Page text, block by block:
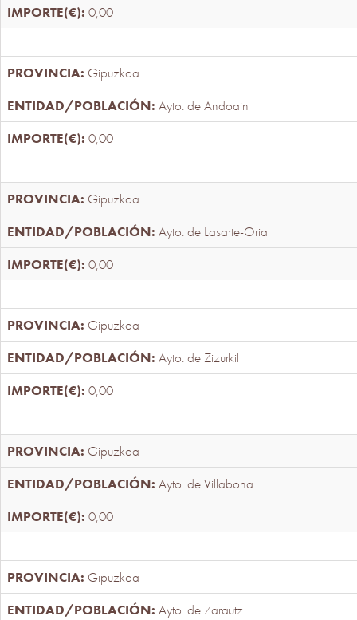
0,00
Gipuzkoa
Ayto. de Andoain
0,00
Gipuzkoa
Ayto. de Lasarte-Oria
0,00
Gipuzkoa
Ayto. de Zizurkil
0,00
Gipuzkoa
Ayto. de Villabona
0,00
Gipuzkoa
Ayto. de Zarautz